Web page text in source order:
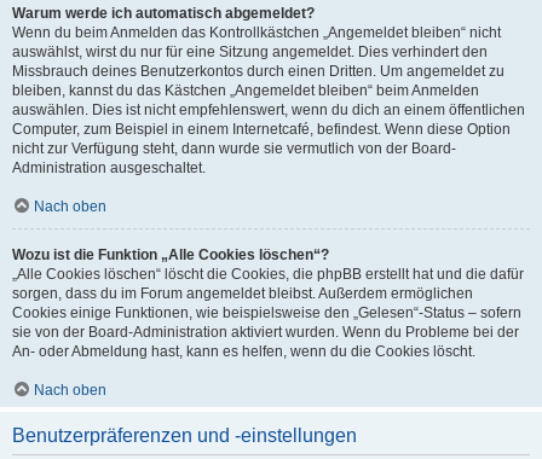
Warum werde ich automatisch abgemeldet?
Wenn du beim Anmelden das Kontrollkästchen „Angemeldet bleiben“ nicht
auswählst, wirst du nur für eine Sitzung angemeldet. Dies verhindert den
Missbrauch deines Benutzerkontos durch einen Dritten. Um angemeldet zu
bleiben, kannst du das Kästchen „Angemeldet bleiben“ beim Anmelden
auswählen. Dies ist nicht empfehlenswert, wenn du dich an einem öffentlichen
Computer, zum Beispiel in einem Internetcafé, befindest. Wenn diese Option
nicht zur Verfügung steht, dann wurde sie vermutlich von der Board-
Administration ausgeschaltet.
Nach oben
Wozu ist die Funktion „Alle Cookies löschen“?
„Alle Cookies löschen“ löscht die Cookies, die phpBB erstellt hat und die dafür
sorgen, dass du im Forum angemeldet bleibst. Außerdem ermöglichen
Cookies einige Funktionen, wie beispielsweise den „Gelesen“-Status – sofern
sie von der Board-Administration aktiviert wurden. Wenn du Probleme bei der
An- oder Abmeldung hast, kann es helfen, wenn du die Cookies löscht.
Nach oben
Benutzerpräferenzen und -einstellungen